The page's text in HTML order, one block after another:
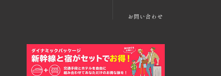
お問い合わせ